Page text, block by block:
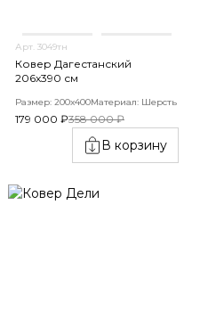
Арт. 3049тн
Ковер Дагестанский
206x390 см
Размер: 200х400Материал: Шерсть
179 000 ₽358 000 ₽
В корзину